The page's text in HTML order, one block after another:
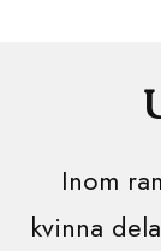
Inom
kvinna